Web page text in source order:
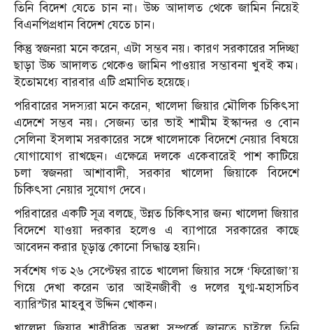
তিনি বিদেশ যেতে চান না। উচ্চ আদালত থেকে জামিন নিয়েই
বিএনপিপ্রধান বিদেশ যেতে চান।
কিন্তু স্বজনরা মনে করেন, এটা সম্ভব নয়। কারণ সরকারের সদিচ্ছা
ছাড়া উচ্চ আদালত থেকেও জামিন পাওয়ার সম্ভাবনা খুবই কম।
ইতোমধ্যে বারবার এটি প্রমাণিত হয়েছে।
পরিবারের সদস্যরা মনে করেন, খালেদা জিয়ার মৌলিক চিকিৎসা
এদেশে সম্ভব নয়। সেজন্য তার ভাই শামীম ইস্কান্দর ও বোন
সেলিনা ইসলাম সরকারের সঙ্গে খালেদাকে বিদেশে নেয়ার বিষয়ে
যোগাযোগ রাখছেন। এক্ষেত্রে দলকে একেবারেই পাশ কাটিয়ে
চলা স্বজনরা আশাবাদী, সরকার খালেদা জিয়াকে বিদেশে
চিকিৎসা নেয়ার সুযোগ দেবে।
পরিবারের একটি সূত্র বলছে, উন্নত চিকিৎসার জন্য খালেদা জিয়ার
বিদেশে যাওয়া দরকার হলেও এ ব্যাপারে সরকারের কাছে
আবেদন করার চূড়ান্ত কোনো সিদ্ধান্ত হয়নি।
সর্বশেষ গত ২৬ সেপ্টেম্বর রাতে খালেদা জিয়ার সঙ্গে ‘ফিরোজা’য়
গিয়ে দেখা করেন তার আইনজীবী ও দলের যুগ্ম-মহাসচিব
ব্যারিস্টার মাহবুব উদ্দিন খোকন।